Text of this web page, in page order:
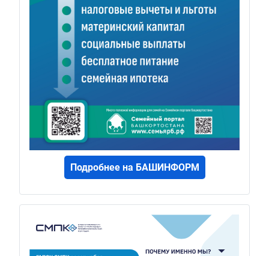
Подробнее на БАШИНФОРМ